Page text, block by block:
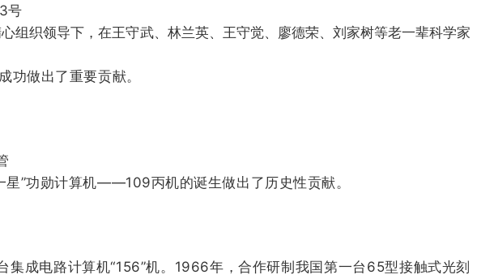
号
组织领导下，在王守武、林兰英、王守觉、廖德荣、刘家树等老一辈科学家
做出了重要贡献。
”功勋计算机——109丙机的诞生做出了历史性贡献。
电路计算机“156”机。1966年，合作研制我国第一台65型接触式光刻